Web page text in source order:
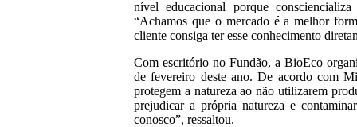
nível educacional porque
“Achamos que o mercado é a melhor
cliente consiga ter esse conhecimento
Com escritório no Fundão, a BioEco
de fevereiro deste ano. De acordo com
protegem a natureza ao não utilizarem
prejudicar a própria natureza e
conosco”, ressaltou.